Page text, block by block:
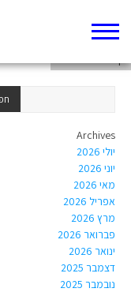
Archives
יולי 2026
יוני 2026
מאי 2026
אפריל 2026
מרץ 2026
פברואר 2026
ינואר 2026
דצמבר 2025
נובמבר 2025